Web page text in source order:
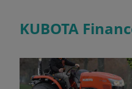
KUBOTA